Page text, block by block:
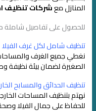
المنازل معشركات تنظيف
للحصول على تفاصيل شاملة
تنظيف شامل لكل غرف الفيلا
نغطي جميع الغرف والمساحات
الصغيرة لضمان بيئة نظيفة
تنظيف الحدائق والمسابح
نهتم بتنظيف المساحات
للحفاظ على جمال الفيلا